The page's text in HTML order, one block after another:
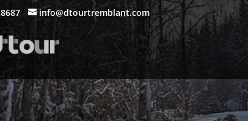
info@dtourtremblant.com